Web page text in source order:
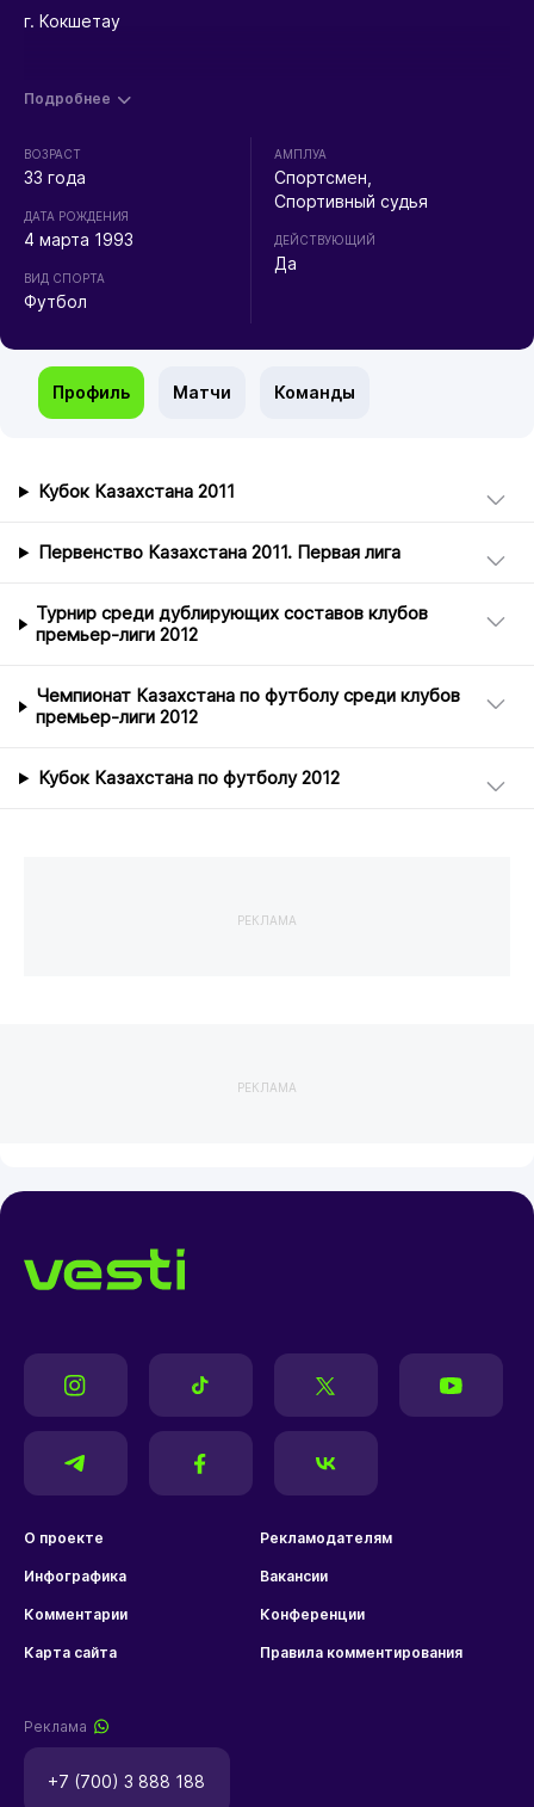
г. Кокшетау
Подробнее
ВОЗРАСТ
33 года
ДАТА РОЖДЕНИЯ
4 марта 1993
ВИД СПОРТА
Футбол
АМПЛУА
Спортсмен,
Спортивный судья
ДЕЙСТВУЮЩИЙ
Да
Профиль Матчи Команды
Кубок Казахстана 2011
Первенство Казахстана 2011. Первая лига
Турнир среди дублирующих составов клубов
премьер-лиги 2012
Чемпионат Казахстана по футболу среди клубов
премьер-лиги 2012
Кубок Казахстана по футболу 2012
РЕКЛАМА
РЕКЛАМА
О проекте Рекламодателям
Инфографика Вакансии
Комментарии Конференции
Карта сайта Правила комментирования
Реклама
+7 (700) 3 888 188